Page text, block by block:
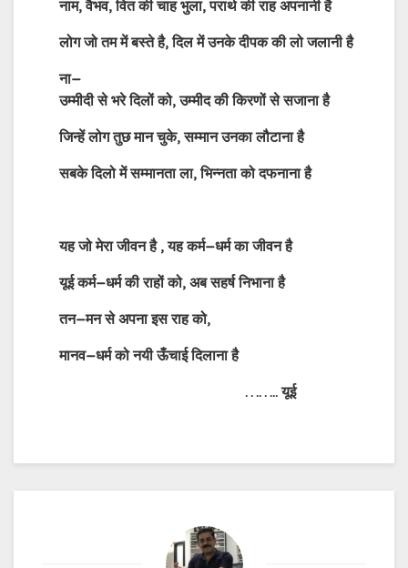
नाम, वैभव, वित की चाह भुला, परार्थ की राह अपनानी है
लोग जो तम में बस्ते है, दिल में उनके दीपक की लो जलानी है
ना–
उम्मीदी से भरे दिलों को, उम्मीद की किरणों से सजाना है
जिन्हें लोग तुछ मान चुके, सम्मान उनका लौटाना है
सबके दिलो में सम्मानता ला, भिन्नता को दफनाना है
यह जो मेरा जीवन है , यह कर्म–धर्म का जीवन है
यूई कर्म–धर्म की राहों को, अब सहर्ष निभाना है
तन–मन से अपना इस राह को,
मानव–धर्म को नयी ऊँचाई दिलाना है
…….. यूई